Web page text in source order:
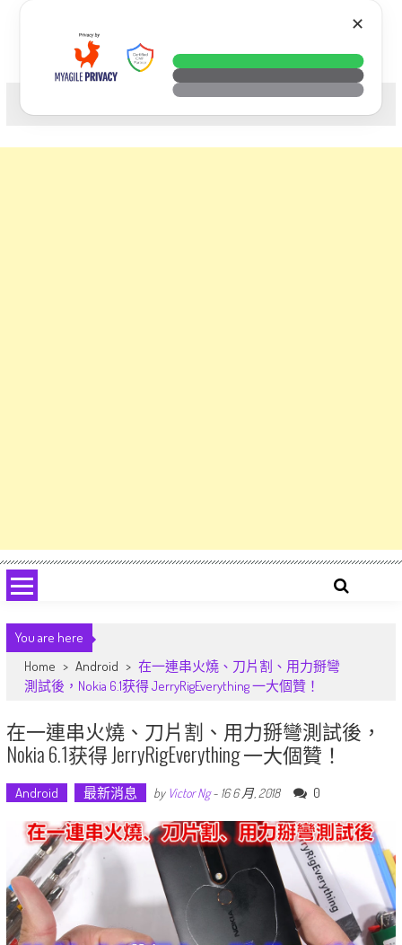
科技. 生活. 攝影.
You are here
Home > Android > 在一連串火燒、刀片割、用力掰彎
測試後，Nokia 6.1获得 JerryRigEverything 一大個贊！
在一連串火燒、刀片割、用力掰彎測試後，
Nokia 6.1获得 JerryRigEverything 一大個贊！
Android 最新消息 by Victor Ng- 16 6 月, 2018 0
✕